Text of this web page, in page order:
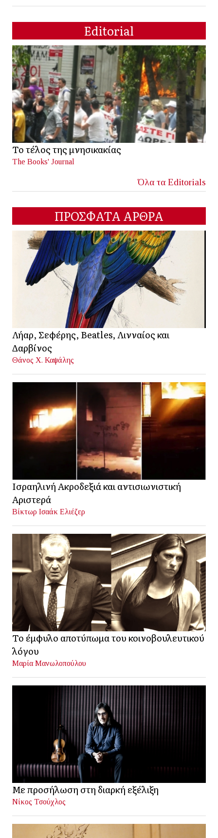
Editorial
Το τέλος της μνησικακίας
The Books' Journal
Όλα τα Editorials
ΠΡΟΣΦΑΤΑ ΑΡΘΡΑ
Λήαρ, Σεφέρης, Beatles, Λινναίος και
Δαρβίνος
Θάνος Χ. Καψάλης
Ισραηλινή Ακροδεξιά και αντισιωνιστική
Αριστερά
Βίκτωρ Ισαάκ Ελιέζερ
Το έμφυλο αποτύπωμα του κοινοβουλευτικού
λόγου
Μαρία Μανωλοπούλου
Με προσήλωση στη διαρκή εξέλιξη
Νίκος Τσούχλος